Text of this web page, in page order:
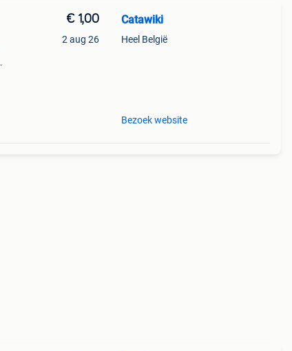
€ 1,00
2 aug 26
Catawiki
Heel België
Bezoek website